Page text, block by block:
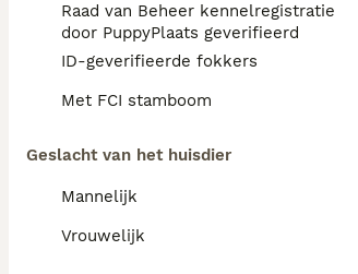
Raad van Beheer kennelregistratie
door PuppyPlaats geverifieerd
ID-geverifieerde fokkers
Met FCI stamboom
Geslacht van het huisdier
Mannelijk
Vrouwelijk